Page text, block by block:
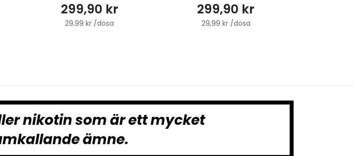
299,90 kr
29,99 kr /dosa
299,90 kr
29,99 kr /dosa
nikotin som är ett mycket
ämne.